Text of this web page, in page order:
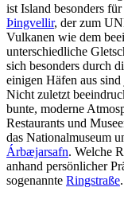
ist Island besonders für
Þingvellir, der zum
Vulkanen wie dem
unterschiedliche
sich besonders durch
einigen Häfen aus
Nicht zuletzt
bunte, moderne
Restaurants und
das Nationalmuseum
Árbæjarsafn. Welche
anhand persönlicher
sogenannte Ringstraße.